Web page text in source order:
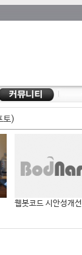
토)
웹봇코드 시안성개선